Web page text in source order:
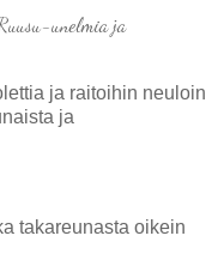
unelmia ja
ja raitoihin neuloin
ja
takareunasta oikein